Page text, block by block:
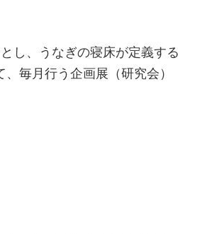
し、うなぎの寝床が定義する
毎月行う企画展（研究会）